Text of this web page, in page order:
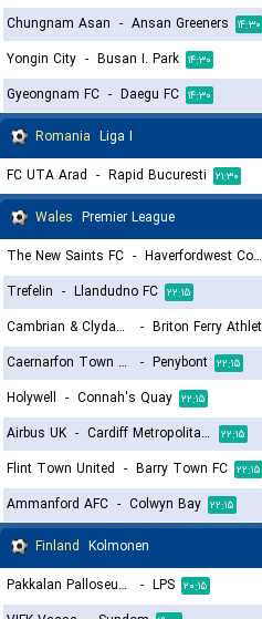
Chungnam Asan - Ansan Greeners ۱۴:۳۰
Yongin City - Busan I. Park ۱۴:۳۰
Gyeongnam FC - Daegu FC ۱۴:۳۰
Romania Liga I
FC UTA Arad - Rapid Bucuresti ۲۱:۳۰
Wales Premier League
The New Saints FC - Haverfordwest County
Trefelin - Llandudno FC ۲۲:۱۵
Cambrian & Clydach
-
Caernarfon Town FC
- Penybont ۲۲:۱۵
Holywell - Connah's Quay ۲۲:۱۵
Airbus UK - Cardiff Metropolitan University F.C. ۲۲:۱۵
Flint Town United - Barry Town FC ۲۲:۱۵
Ammanford AFC - Colwyn Bay ۲۲:۱۵
Finland Kolmonen
Pakkalan Palloseura (PPS) - LPS ۲۰:۱۵